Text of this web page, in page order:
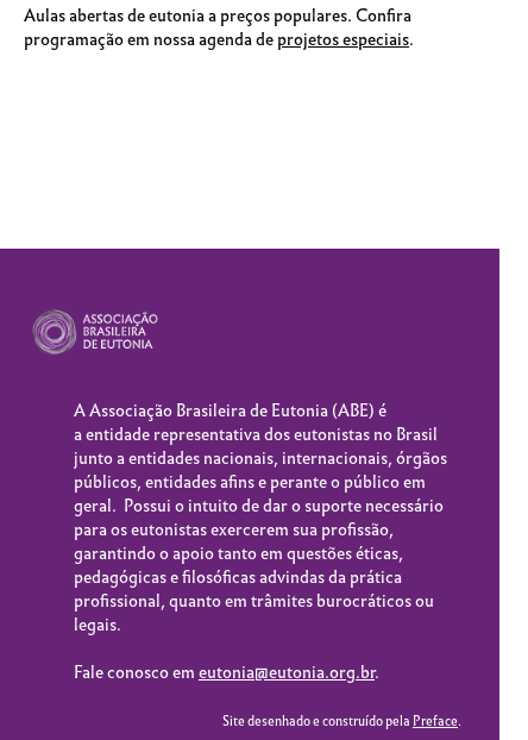
Aulas abertas de eutonia a preços populares. Confira
programação em nossa agenda deprojetos especiais.
A Associação Brasileira de Eutonia (ABE) é
a entidade representativa dos eutonistas no Brasil
junto a entidades nacionais, internacionais, órgãos
públicos, entidades afins e perante o público em
geral. Possui o intuito de dar o suporte necessário
para os eutonistas exercerem sua profissão,
garantindo o apoio tanto em questões éticas,
pedagógicas e filosóficas advindas da prática
profissional, quanto em trâmites burocráticos ou
legais.
Fale conosco emeutonia@eutonia.org.br.
Site desenhado e construído pela Preface.